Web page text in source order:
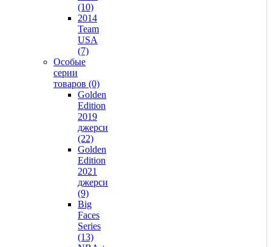
(10)
2014
Team
USA
(7)
Особые
серии
товаров (0)
Golden
Edition
2019
джерси
(22)
Golden
Edition
2021
джерси
(9)
Big
Faces
Series
(13)